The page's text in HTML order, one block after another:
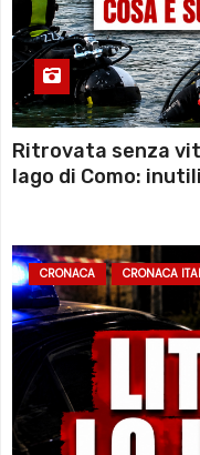
Ritrovata senza
lago di Como:
CRONACA CRONACA